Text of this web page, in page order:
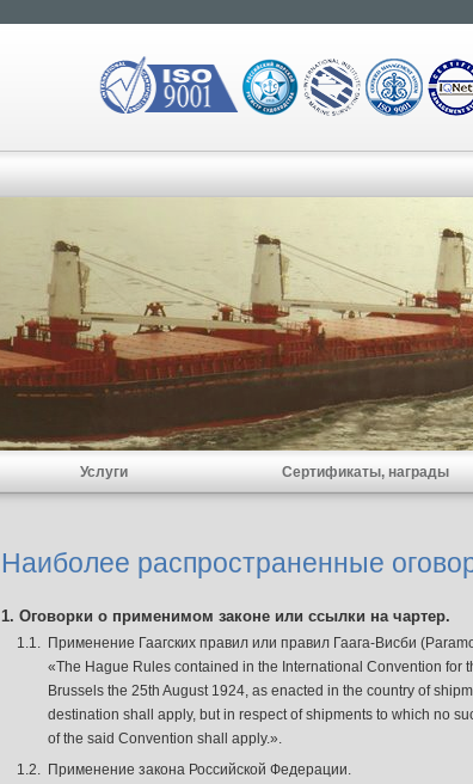
Услуги Сертификаты, награды
Наиболее распространенные
1. Оговорки о применимом законе или ссылки на чартер.
1.1. Применение Гаагских правил или правил Гаага-Висби
«The Hague Rules contained in the International Convention for
Brussels the 25th August 1924, as enacted in the country of
destination shall apply, but in respect of shipments to which no
of the said Convention shall apply.».
1.2. Применение закона Российской Федерации.